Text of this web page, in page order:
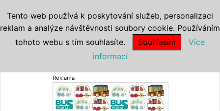
Reklama
Tento web používá k poskytování služeb, personalizaci
reklam a analýze návštěvnosti soubory cookie. Používáním
tohoto webu s tím souhlasíte.
Souhlasím
Více
informací